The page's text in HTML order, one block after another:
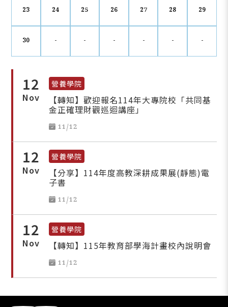
23 24 25 26 27 28 29
30 - - - - - -
12
Nov
營養學院
【轉知】歡迎報名114年大專院校「共同基
金正確理財觀巡迴講座」
11/12
12
Nov
營養學院
【分享】114年度高教深耕成果展(靜態)電
子書
11/12
12
Nov
營養學院
【轉知】115年教育部學海計畫校內說明會
11/12